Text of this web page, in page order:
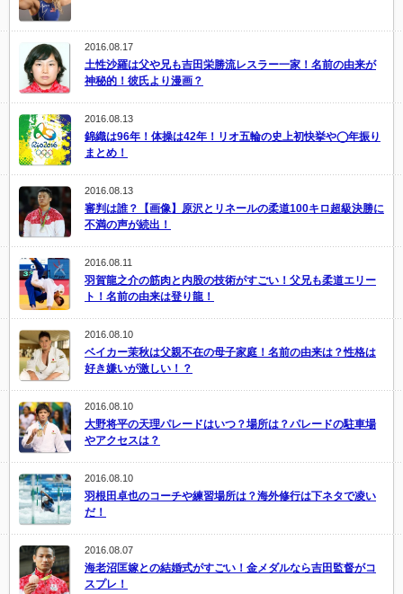
2016.08.17
土性沙羅は父や兄も吉田栄勝流レスラー一家！名前の由来が
神秘的！彼氏より漫画？
2016.08.13
錦織は96年！体操は42年！リオ五輪の史上初快挙や◯年振り
まとめ！
2016.08.13
審判は誰？【画像】原沢とリネールの柔道100キロ超級決勝に
不満の声が続出！
2016.08.11
羽賀龍之介の筋肉と内股の技術がすごい！父兄も柔道エリー
ト！名前の由来は登り龍！
2016.08.10
ベイカー茉秋は父親不在の母子家庭！名前の由来は？性格は
好き嫌いが激しい！？
2016.08.10
大野将平の天理パレードはいつ？場所は？パレードの駐車場
やアクセスは？
2016.08.10
羽根田卓也のコーチや練習場所は？海外修行は下ネタで凌い
だ！
2016.08.07
海老沼匡嫁との結婚式がすごい！金メダルなら吉田監督がコ
スプレ！